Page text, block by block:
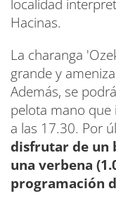
localidad
Hacinas.
La charanga
grande y
Además, se
pelota mano
a las 17.30. Por
disfrutar de un
una verbena
programación